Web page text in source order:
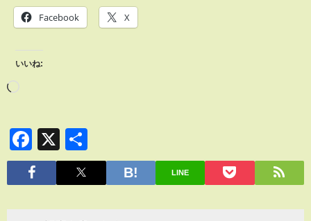
Facebook X
いいね:
Facebook
X
有
LINE